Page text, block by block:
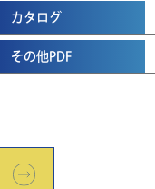
カタログ
その他PDF